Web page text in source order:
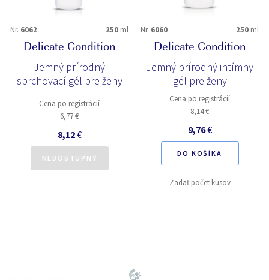
Nr. 6062 250 ml
Delicate Condition
Jemný prírodný
sprchovací gél pre ženy
Cena po registrácií
6,77 €
8,12€
NEDOSTUPNÝ
Nr. 6060 250 ml
Delicate Condition
Jemný prírodný intímny
gél pre ženy
Cena po registrácií
8,14 €
9,76€
DO KOŠÍKA
Zadať počet kusov